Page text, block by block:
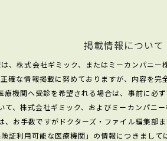
掲載情報について
、株式会社ギミック、またはミーカンパニー
確な情報掲載に努めておりますが、内容を完
療機関へ受診を希望される場合は、事前に必
、株式会社ギミック、およびミーカンパニ
、お手数ですがドクターズ・ファイル編集部
証利用可能な医療機関」の情報につきまして